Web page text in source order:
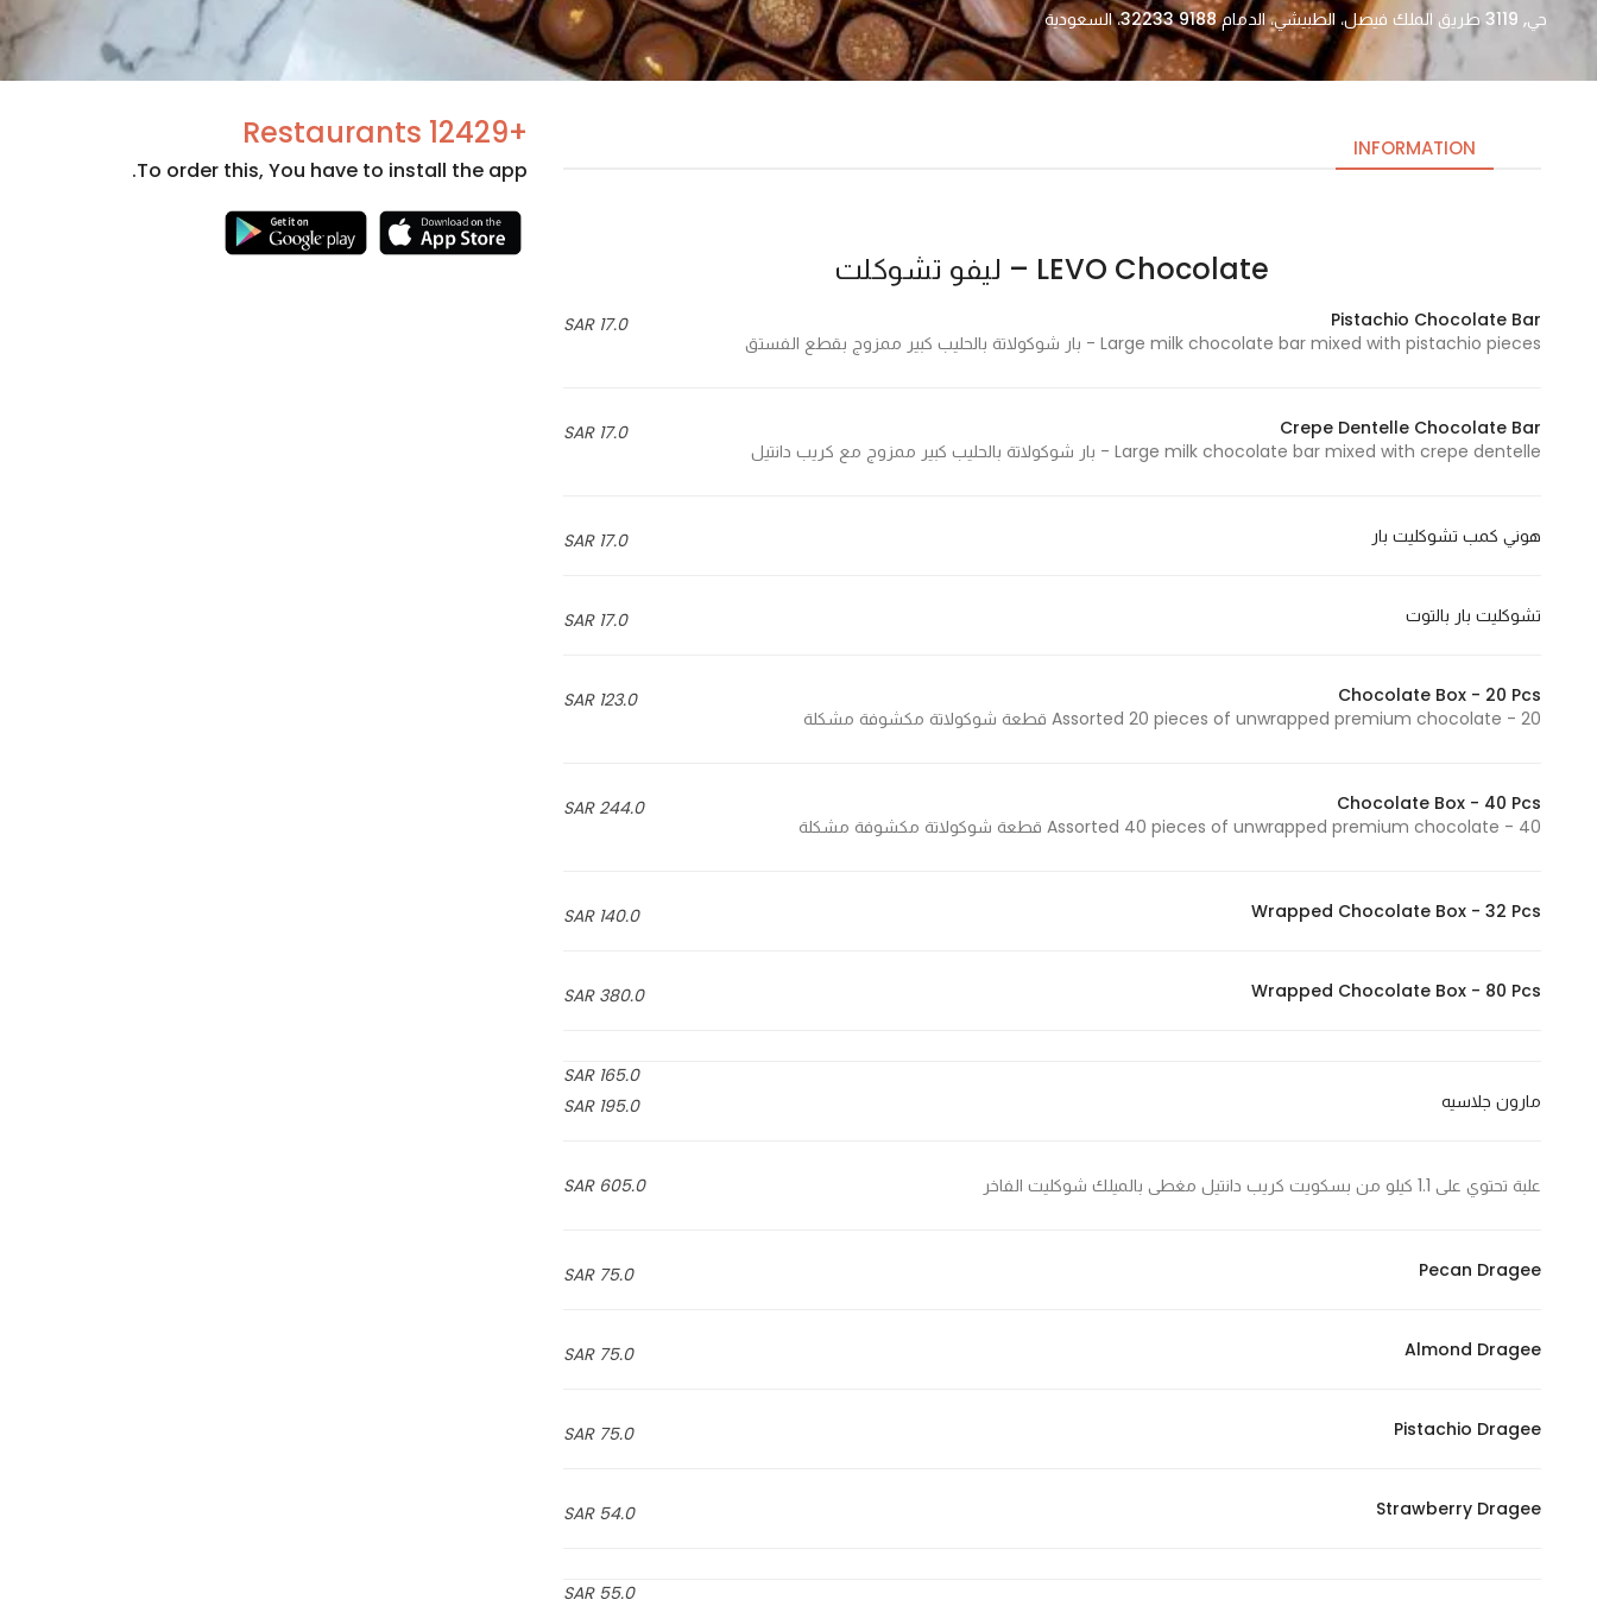
حي, 3119 طريق الملك فيصل، الطبيشي، الدمام 32233 9188، السعودية
INFORMATION
LEVO Chocolate – ليفو تشوكلت
17.0 SAR
Pistachio Chocolate Bar
Large milk chocolate bar mixed with pistachio pieces - بار شوكولاتة بالحليب كبير ممزوج بقطع الفستق
17.0 SAR
Crepe Dentelle Chocolate Bar
Large milk chocolate bar mixed with crepe dentelle - بار شوكولاتة بالحليب كبير ممزوج مع كريب دانتيل
17.0 SAR هوني كمب تشوكليت بار
17.0 SAR تشوكليت بار بالتوت
123.0 SAR
Chocolate Box - 20 Pcs
Assorted 20 pieces of unwrapped premium chocolate - 20 قطعة شوكولاتة مكشوفة مشكلة
244.0 SAR
Chocolate Box - 40 Pcs
Assorted 40 pieces of unwrapped premium chocolate - 40 قطعة شوكولاتة مكشوفة مشكلة
140.0 SAR Wrapped Chocolate Box - 32 Pcs
380.0 SAR Wrapped Chocolate Box - 80 Pcs
165.0 SAR
195.0 SAR
مارون جلاسيه
605.0 SAR علبة تحتوي على 1.1 كيلو من بسكويت كريب دانتيل مغطى بالميلك شوكليت الفاخر
75.0 SAR Pecan Dragee
75.0 SAR Almond Dragee
75.0 SAR Pistachio Dragee
54.0 SAR Strawberry Dragee
55.0 SAR
+12429 Restaurants
To order this, You have to install the app.
cookies
are not
needed
function.
Statistics
improve
functionality
and
how the
as well as
visit. If you
cookies,
from the